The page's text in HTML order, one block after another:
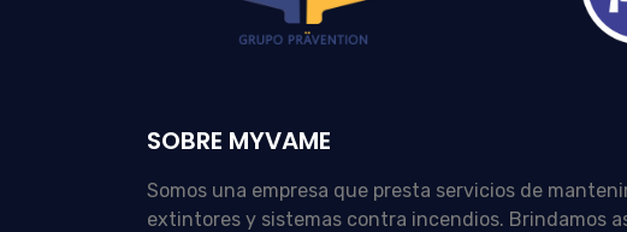
SOBRE MYVAME
Somos una empresa que presta servicios de
extintores y sistemas contra incendios. Brindamos